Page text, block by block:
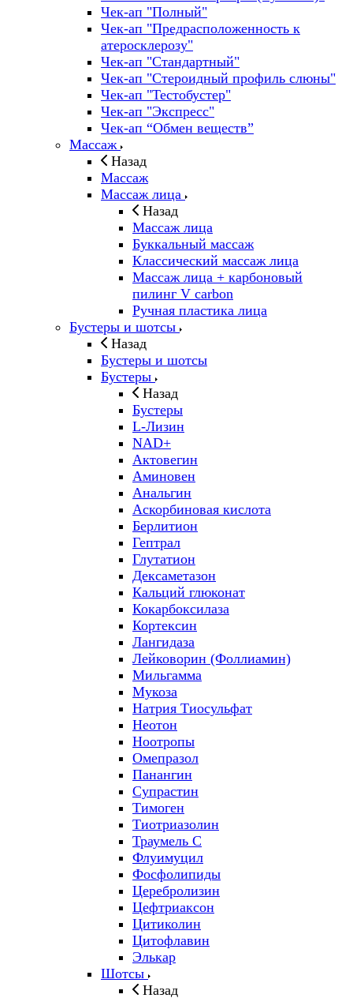
Чек-ап "Полный"
Чек-ап "Предрасположенность к
атеросклерозу"
Чек-ап "Стандартный"
Чек-ап "Стероидный профиль слюны"
Чек-ап "Тестобустер"
Чек-ап "Экспресс"
Чек-ап “Обмен веществ”
Массаж
Назад
Массаж
Массаж лица
Назад
Массаж лица
Буккальный массаж
Классический массаж лица
Массаж лица + карбоновый
пилинг V carbon
Ручная пластика лица
Бустеры и шотсы
Назад
Бустеры и шотсы
Бустеры
Назад
Бустеры
L-Лизин
NAD+
Актовегин
Аминовен
Анальгин
Аскорбиновая кислота
Берлитион
Гептрал
Глутатион
Дексаметазон
Кальций глюконат
Кокарбоксилаза
Кортексин
Лангидаза
Лейковорин (Фоллиамин)
Мильгамма
Мукоза
Натрия Тиосульфат
Неотон
Ноотропы
Омепразол
Панангин
Супрастин
Тимоген
Тиотриазолин
Траумель С
Флуимуцил
Фосфолипиды
Церебролизин
Цефтриаксон
Цитиколин
Цитофлавин
Элькар
Шотсы
Назад